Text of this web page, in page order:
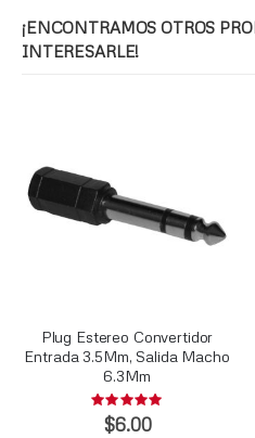
¡ENCONTRAMOS OTROS
INTERESARLE!
Plug Estereo Convertidor
Entrada 3.5Mm, Salida Macho
6.3Mm
Rating:
0%$6.00